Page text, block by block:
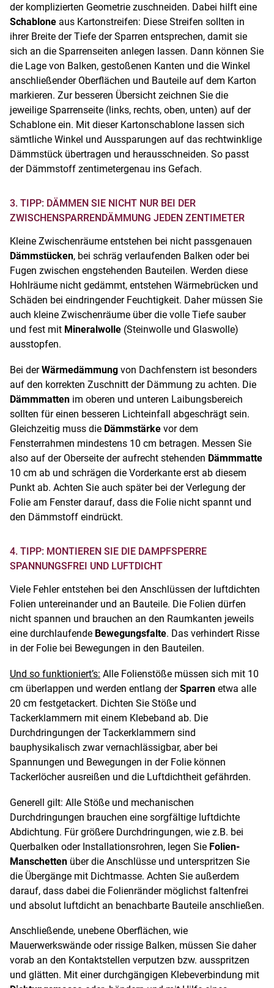
der komplizierten Geometrie zuschneiden. Dabei hilft eine
Schablone aus Kartonstreifen: Diese Streifen sollten in
ihrer Breite der Tiefe der Sparren entsprechen, damit sie
sich an die Sparrenseiten anlegen lassen. Dann können Sie
die Lage von Balken, gestoßenen Kanten und die Winkel
anschließender Oberflächen und Bauteile auf dem Karton
markieren. Zur besseren Übersicht zeichnen Sie die
jeweilige Sparrenseite (links, rechts, oben, unten) auf der
Schablone ein. Mit dieser Kartonschablone lassen sich
sämtliche Winkel und Aussparungen auf das rechtwinklige
Dämmstück übertragen und herausschneiden. So passt
der Dämmstoff zentimetergenau ins Gefach.
3. TIPP: DÄMMEN SIE NICHT NUR BEI DER
ZWISCHENSPARRENDÄMMUNG JEDEN ZENTIMETER
Kleine Zwischenräume entstehen bei nicht passgenauen
Dämmstücken, bei schräg verlaufenden Balken oder bei
Fugen zwischen engstehenden Bauteilen. Werden diese
Hohlräume nicht gedämmt, entstehen Wärmebrücken und
Schäden bei eindringender Feuchtigkeit. Daher müssen Sie
auch kleine Zwischenräume über die volle Tiefe sauber
und fest mit Mineralwolle (Steinwolle und Glaswolle)
ausstopfen.
Bei derWärmedämmung von Dachfenstern ist besonders
auf den korrekten Zuschnitt der Dämmung zu achten. Die
Dämmmatten im oberen und unteren Laibungsbereich
sollten für einen besseren Lichteinfall abgeschrägt sein.
Gleichzeitig muss die Dämmstärke vor dem
Fensterrahmen mindestens 10 cm betragen. Messen Sie
also auf der Oberseite der aufrecht stehenden Dämmmatte
10 cm ab und schrägen die Vorderkante erst ab diesem
Punkt ab. Achten Sie auch später bei der Verlegung der
Folie am Fenster darauf, dass die Folie nicht spannt und
den Dämmstoff eindrückt.
4. TIPP: MONTIEREN SIE DIE DAMPFSPERRE
SPANNUNGSFREI UND LUFTDICHT
Viele Fehler entstehen bei den Anschlüssen der luftdichten
Folien untereinander und an Bauteile. Die Folien dürfen
nicht spannen und brauchen an den Raumkanten jeweils
eine durchlaufende Bewegungsfalte. Das verhindert Risse
in der Folie bei Bewegungen in den Bauteilen.
Und so funktioniert’s: Alle Folienstöße müssen sich mit 10
cm überlappen und werden entlang derSparren etwa alle
20 cm festgetackert. Dichten Sie Stöße und
Tackerklammern mit einem Klebeband ab. Die
Durchdringungen der Tackerklammern sind
bauphysikalisch zwar vernachlässigbar, aber bei
Spannungen und Bewegungen in der Folie können
Tackerlöcher ausreißen und die Luftdichtheit gefährden.
Generell gilt: Alle Stöße und mechanischen
Durchdringungen brauchen eine sorgfältige luftdichte
Abdichtung. Für größere Durchdringungen, wie z.B. bei
Querbalken oder Installationsrohren, legen Sie Folien-
Manschetten über die Anschlüsse und unterspritzen Sie
die Übergänge mit Dichtmasse. Achten Sie außerdem
darauf, dass dabei die Folienränder möglichst faltenfrei
und absolut luftdicht an benachbarte Bauteile anschließen.
Anschließende, unebene Oberflächen, wie
Mauerwerkswände oder rissige Balken, müssen Sie daher
vorab an den Kontaktstellen verputzen bzw. ausspritzen
und glätten. Mit einer durchgängigen Klebeverbindung mit